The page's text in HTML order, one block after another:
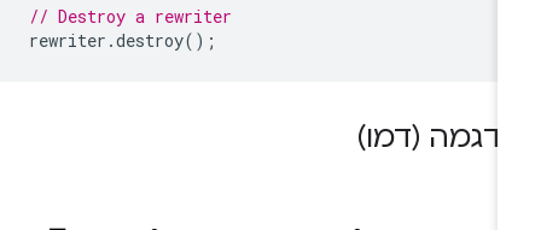
// Destroy a rewriter
rewriter.destroy
(דמו)